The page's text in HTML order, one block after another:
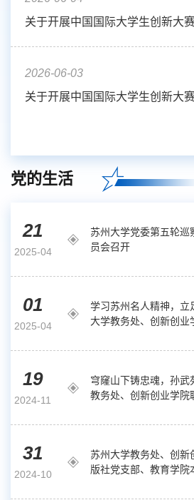
2026-06-03
党的生活
21
2025-04
苏州大学党委第五轮巡
员会召开
01
2025-04
学习苏州名人精神，
大学教务处、创新创业
19
2024-11
穹窿山下铸忠魂，孙
教务处、创新创业学院
31
2024-10
苏州大学教务处、创新
版社党支部、教育学院
本科生党支部开展观影